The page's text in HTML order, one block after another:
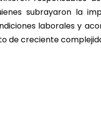
subrayaron la
laborales y
de creciente